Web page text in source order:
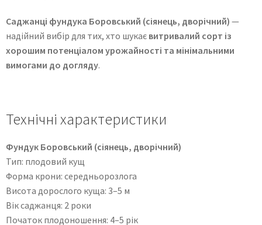
Саджанці фундука Боровський (сіянець, дворічний) —
надійний вибір для тих, хто шукає витривалий сорт із
хорошим потенціалом урожайності та мінімальними
вимогами до догляду.
Технічні характеристики
Фундук Боровський (сіянець, дворічний)
Тип: плодовий кущ
Форма крони: середньорозлога
Висота дорослого куща: 3–5 м
Вік саджанця: 2 роки
Початок плодоношення: 4–5 рік